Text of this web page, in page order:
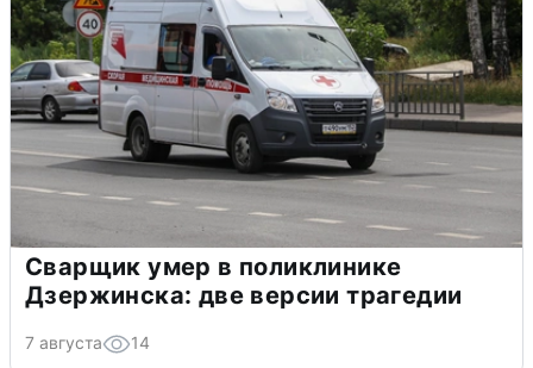
Сварщик умер в поликлинике
Дзержинска: две версии трагедии
7 августа 14